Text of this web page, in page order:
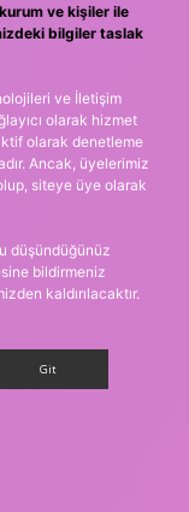
ve kişiler ile
bilgiler taslak
ve İletişim
olarak hizmet
olarak denetleme
Ancak, üyelerimiz
siteye üye olarak
düşündüğünüz
bildirmeniz
kaldırılacaktır.